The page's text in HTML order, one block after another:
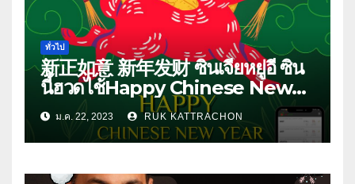
ทั่วไป
新正如意 新年发财 ซินเจียหยู่อี่ ซิน
นี้ฮวดไช้Happy Chinese New
Year 2023
ม.ค. 22, 2023 RUK KATTRACHON